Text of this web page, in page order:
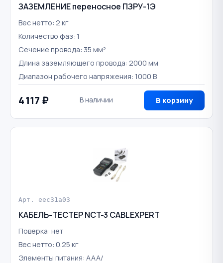
ЗАЗЕМЛЕНИЕ переносное ПЗРУ-1Э
Вес нетто: 2 кг
Количество фаз: 1
Сечение провода: 35 мм²
Длина заземляющего провода: 2000 мм
Диапазон рабочего напряжения: 1000 В
4 117 ₽ В наличии В корзину
Арт. eec31a03
КАБЕЛЬ-ТЕСТЕР NCT-3 CABLEXPERT
Поверка: нет
Вес нетто: 0.25 кг
Элементы питания: AAA/